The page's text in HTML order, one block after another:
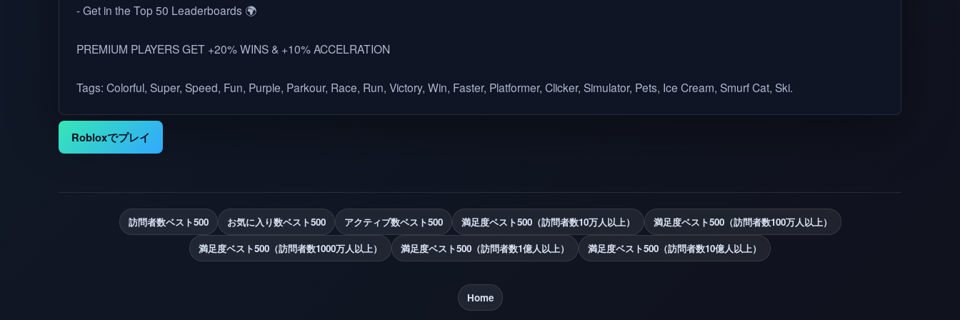
- Get in the Top 50 Leaderboards 🌍
PREMIUM PLAYERS GET +20% WINS & +10% ACCELRATION
Tags: Colorful, Super, Speed, Fun, Purple, Parkour, Race, Run, Victory, Win, Faster, Platformer, Clicker, Simulator, Pets, Ice Cream, Smurf Cat, Ski.
Robloxでプレイ
訪問者数ベスト500 お気に入り数ベスト500 アクティブ数ベスト500 満足度ベスト500（訪問者数10万人以上）
満足度ベスト500（訪問者数100万人以上）
満足度ベスト500（訪問者数1000万人以上）
満足度ベスト500（訪問者数1億人以上） 満足度ベスト500（訪問者数10億人以上）
Home